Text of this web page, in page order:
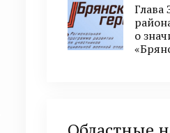
Глава
о